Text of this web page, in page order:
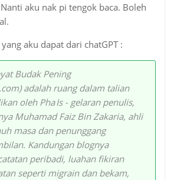
aku nak pi tengok baca. Boleh
aku dapat dari chatGPT :
Budak Pening
adalah ruang dalam talian
oleh Pha Is - gelaran penulis,
Muhamad Faiz Bin Zakaria, ahli
masa dan penunggang
Kandungan blognya
peribadi, luahan fikiran
seperti migrain dan bekam,